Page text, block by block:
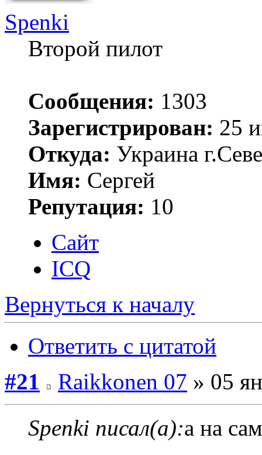
Spenki
Второй пилот
Сообщения: 1303
Зарегистрирован: 25
Откуда: Украина
Имя: Сергей
Репутация: 10
Сайт
ICQ
Вернуться к началу
Ответить с цитатой
#21
Raikkonen 07 » 05
Spenki писал(а):а на